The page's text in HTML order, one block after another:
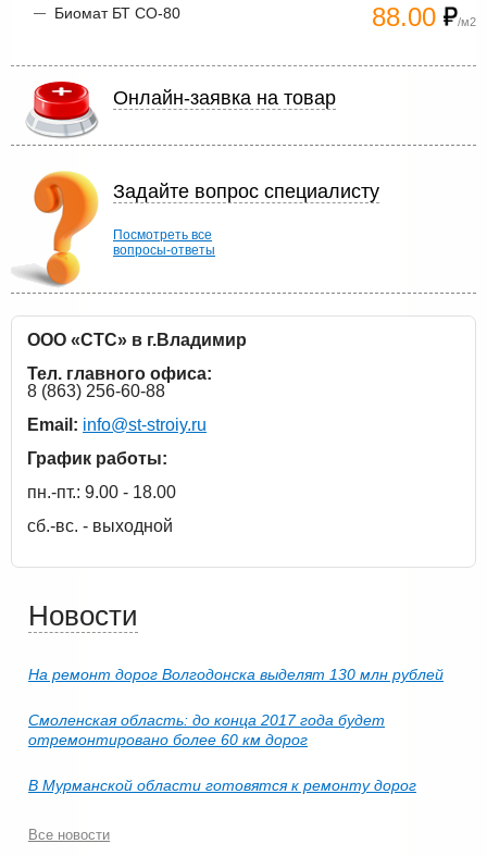
88.00 /м2
Биомат БТ СО-80
Онлайн-заявка на товар
Задайте вопрос специалисту
Посмотреть все
вопросы-ответы
ООО «СТС» в г.Владимир
Тел. главного офиса:
8 (863) 256-60-88
Email: info@st-stroiy.ru
График работы:
пн.-пт.: 9.00 - 18.00
сб.-вс. - выходной
Новости
На ремонт дорог Волгодонска выделят 130 млн рублей
Смоленская область: до конца 2017 года будет
отремонтировано более 60 км дорог
В Мурманской области готовятся к ремонту дорог
Все новости